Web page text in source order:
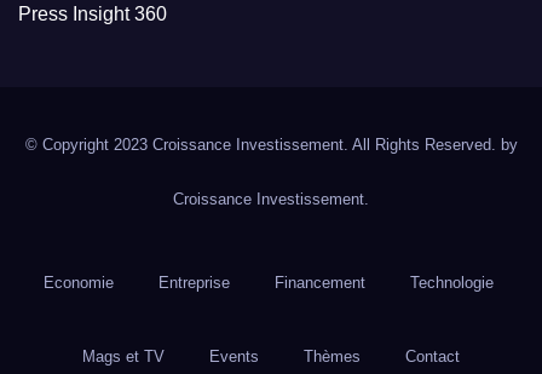
Press Insight 360
© Copyright 2023 Croissance Investissement. All Rights Reserved. by
Croissance Investissement.
Economie Entreprise Financement Technologie
Mags et TV Events Thèmes Contact